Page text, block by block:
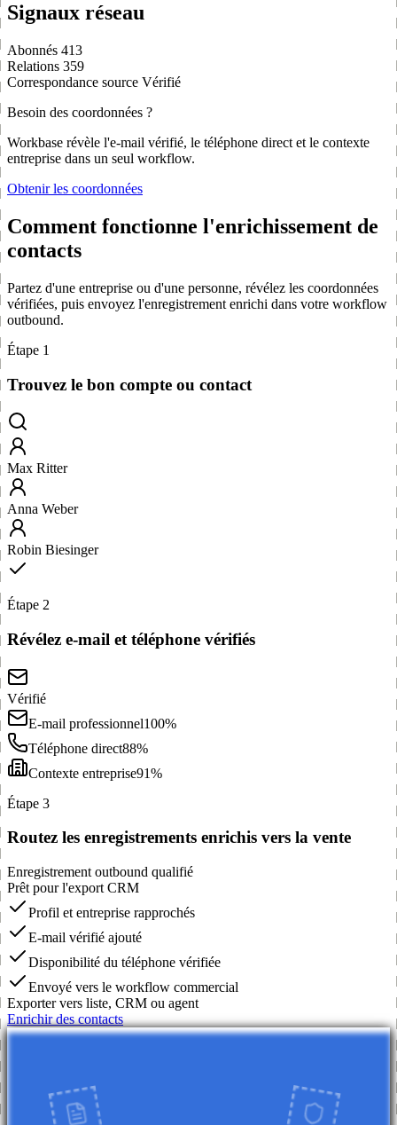
Signaux réseau
Abonnés 413
Relations 359
Correspondance source Vérifié
Besoin des coordonnées ?
Workbase révèle l'e-mail vérifié, le téléphone direct et le contexte
entreprise dans un seul workflow.
Obtenir les coordonnées
Comment fonctionne l'enrichissement de
contacts
Partez d'une entreprise ou d'une personne, révélez les coordonnées
vérifiées, puis envoyez l'enregistrement enrichi dans votre workflow
outbound.
Étape 1
Trouvez le bon compte ou contact
Max Ritter
Anna Weber
Robin Biesinger
Étape 2
Révélez e-mail et téléphone vérifiés
Vérifié
E-mail professionnel100%
Téléphone direct88%
Contexte entreprise91%
Étape 3
Routez les enregistrements enrichis vers la vente
Enregistrement outbound qualifié
Prêt pour l'export CRM
Profil et entreprise rapprochés
E-mail vérifié ajouté
Disponibilité du téléphone vérifiée
Envoyé vers le workflow commercial
Exporter vers liste, CRM ou agent
Enrichir des contacts